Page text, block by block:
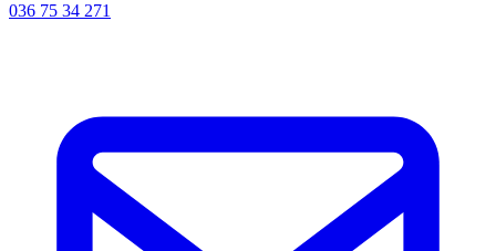
036 75 34 271